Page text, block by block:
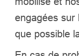
engagées sur
que possible